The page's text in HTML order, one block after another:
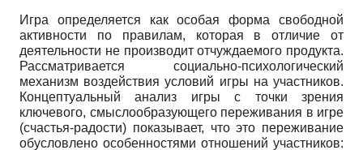
Игра определяется как особая форма свободной
активности по правилам, которая в отличие от
деятельности не производит отчуждаемого продукта.
Рассматривается социально-психологический
механизм воздействия условий игры на участников.
Концептуальный анализ игры с точки зрения
ключевого, смыслообразующего переживания в игре
(счастья-радости) показывает, что это переживание
обусловлено особенностями отношений участников: